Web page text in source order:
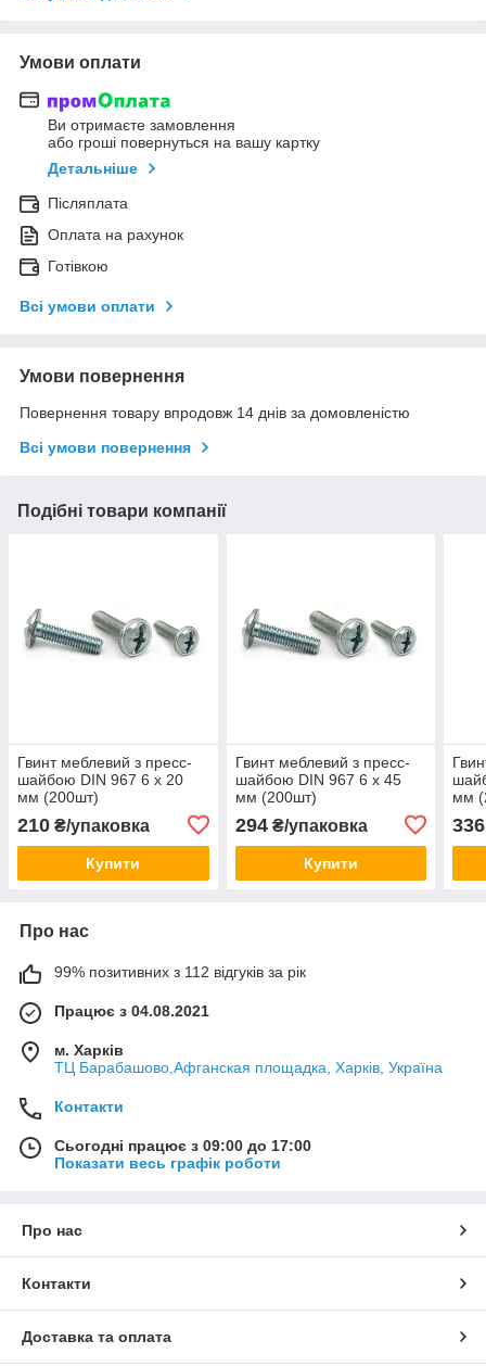
Умови оплати
Ви отримаєте замовлення
або гроші повернуться на вашу картку
Детальніше
Післяплата
Оплата на рахунок
Готівкою
Всі умови оплати
Умови повернення
Повернення товару впродовж 14 днів за домовленістю
Всі умови повернення
Подібні товари компанії
Гвинт меблевий з пресс-
шайбою DIN 967 6 х 20
мм (200шт)
210 ₴/упаковка
Купити
Гвинт меблевий з пресс-
шайбою DIN 967 6 х 45
мм (200шт)
294₴/упаковка
Купити
мм
336
Про нас
99% позитивних з 112 відгуків за рік
Працює з 04.08.2021
м. Харків
ТЦ Барабашово,Афганская площадка, Харків, Україна
Контакти
Сьогодні працює з 09:00 до 17:00
Показати весь графік роботи
Про нас
Контакти
Доставка та оплата